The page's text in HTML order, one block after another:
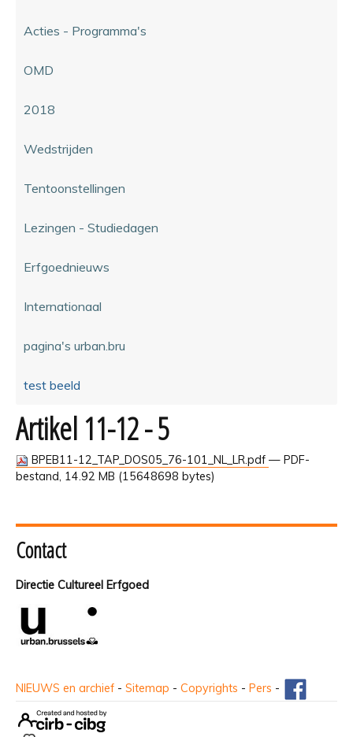
Acties - Programma's
OMD
2018
Wedstrijden
Tentoonstellingen
Lezingen - Studiedagen
Erfgoednieuws
Internationaal
pagina's urban.bru
test beeld
Artikel 11-12 - 5
BPEB11-12_TAP_DOS05_76-101_NL_LR.pdf — PDF-
bestand, 14.92 MB (15648698 bytes)
Contact
Directie Cultureel Erfgoed
NIEUWS en archief - Sitemap - Copyrights - Pers -